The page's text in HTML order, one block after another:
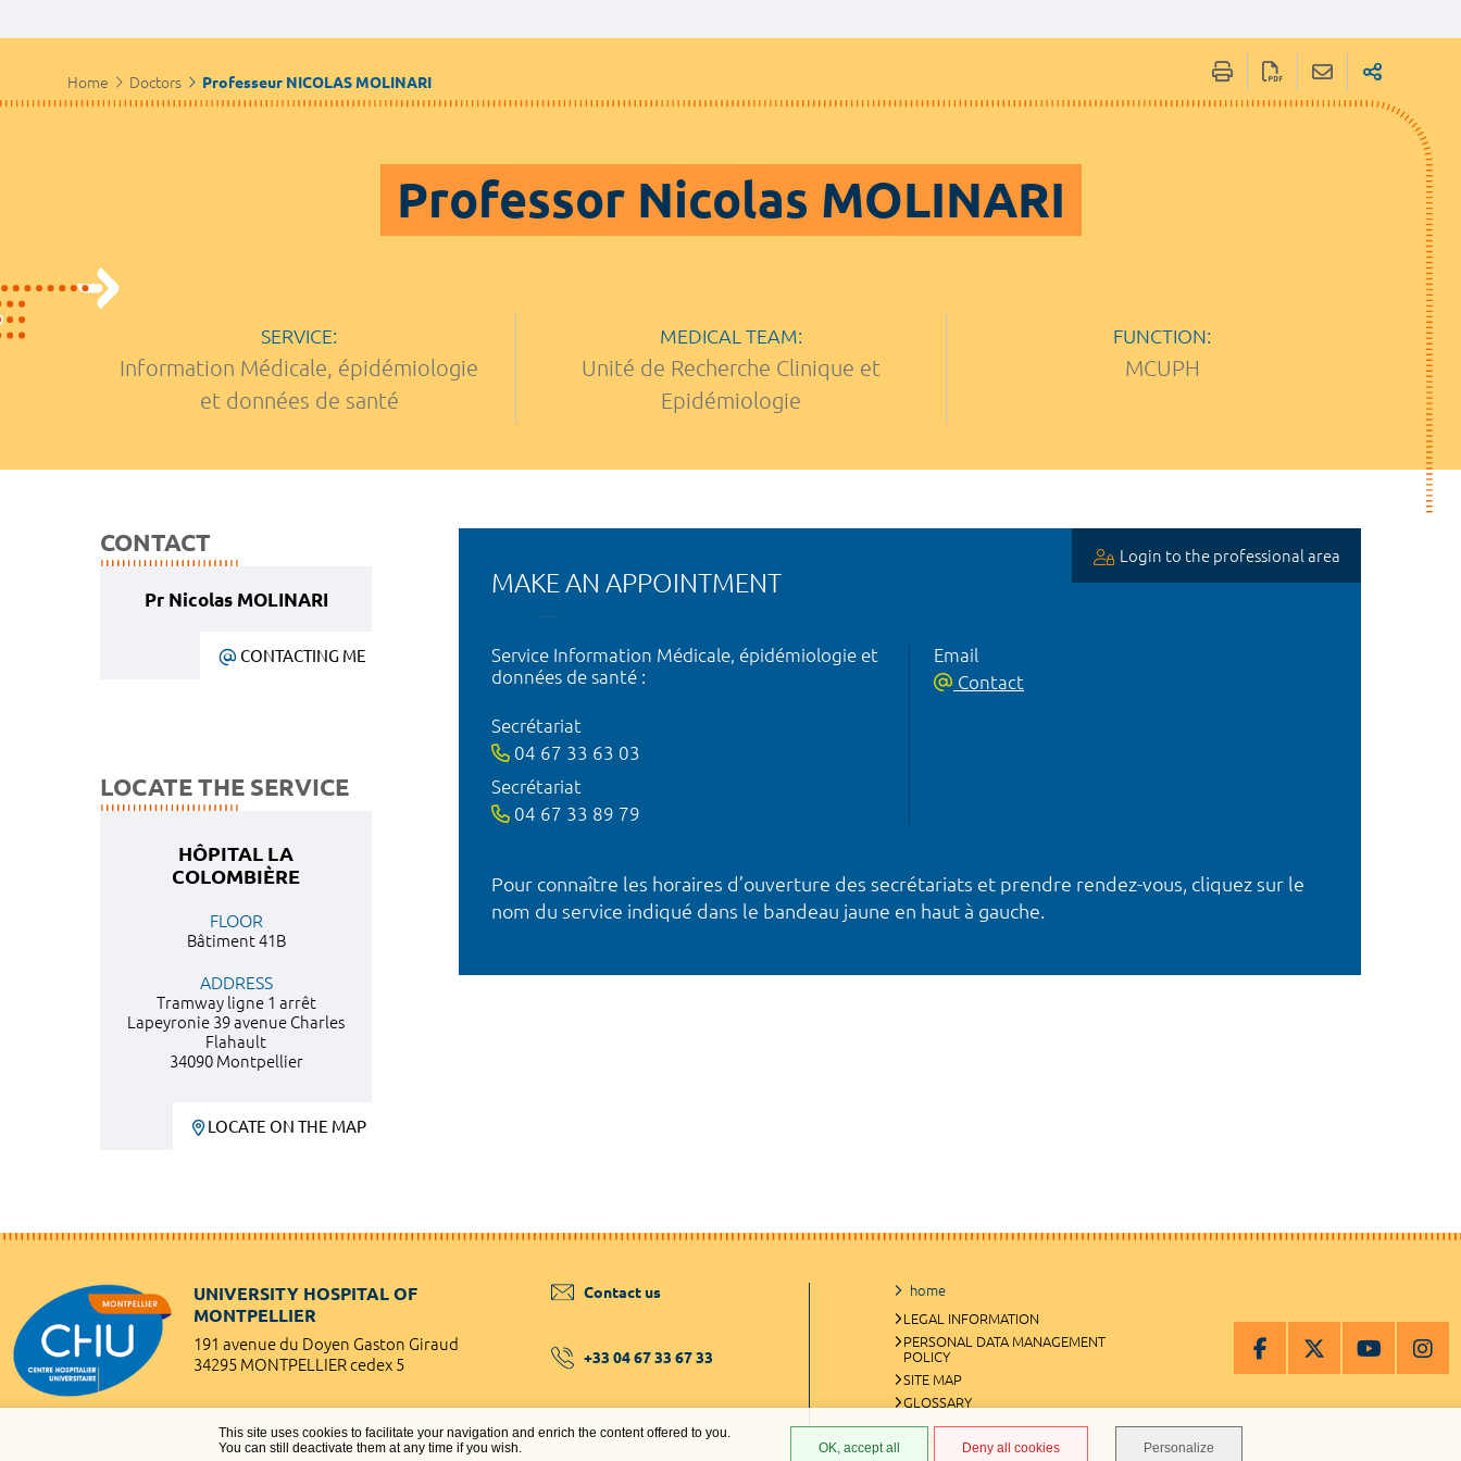
This site uses cookies to facilitate your navigation and enrich the content offered to you.
You can still deactivate them at any time if you wish.
OK, accept all Deny all cookies Personalize
Home Doctors Professeur NICOLAS MOLINARI
Professor Nicolas MOLINARI
SERVICE:
Information Médicale, épidémiologie
et données de santé
MEDICAL TEAM:
Unité de Recherche Clinique et
Epidémiologie
FUNCTION:
MCUPH
CONTACT
Pr Nicolas MOLINARI
CONTACTING ME
LOCATE THE SERVICE
HÔPITAL LA
COLOMBIÈRE
FLOOR
Bâtiment 41B
ADDRESS
Tramway ligne 1 arrêt
Lapeyronie 39 avenue Charles
Flahault
34090 Montpellier
LOCATE ON THE MAP
MAKE AN APPOINTMENT
Login to the professional area
Service Information Médicale, épidémiologie et
données de santé :
Secrétariat
04 67 33 63 03
Secrétariat
04 67 33 89 79
Email
Contact
Pour connaître les horaires d’ouverture des secrétariats et prendre rendez-vous, cliquez sur le
nom du service indiqué dans le bandeau jaune en haut à gauche.
UNIVERSITY HOSPITAL OF
MONTPELLIER
191 avenue du Doyen Gaston Giraud
34295 MONTPELLIER cedex 5
Contact us
+33 04 67 33 67 33
home
LEGAL INFORMATION
PERSONAL DATA MANAGEMENT
POLICY
SITE MAP
GLOSSARY
COOKIES MANAGEMENT